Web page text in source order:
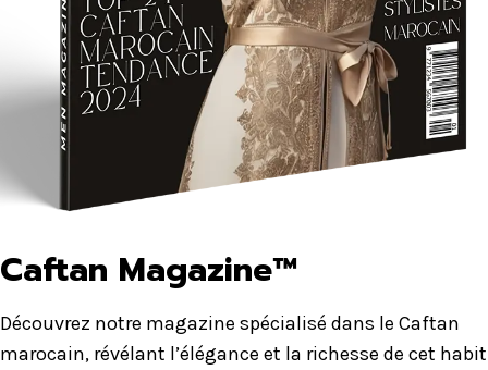
Caftan Magazine™
Découvrez notre magazine spécialisé dans le Caftan
marocain, révélant l’élégance et la richesse de cet habit